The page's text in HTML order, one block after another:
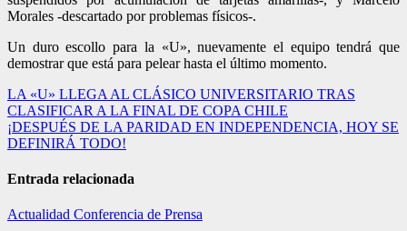
Morales -descartado por problemas físicos-.
Un duro escollo para la «U», nuevamente el equipo tendrá que
demostrar que está para pelear hasta el último momento.
Navegación
de
entradas
LA «U» LLEGA AL CLÁSICO UNIVERSITARIO TRAS
CLASIFICAR A LA FINAL DE COPA CHILE
¡DESPUÉS DE LA PARIDAD EN INDEPENDENCIA, HOY SE
DEFINIRÁ TODO!
Entrada relacionada
Actualidad Conferencia de Prensa